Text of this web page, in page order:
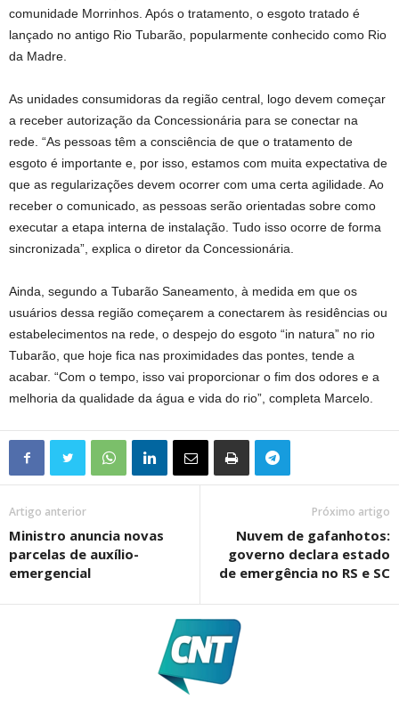
comunidade Morrinhos. Após o tratamento, o esgoto tratado é
lançado no antigo Rio Tubarão, popularmente conhecido como Rio
da Madre.
As unidades consumidoras da região central, logo devem começar
a receber autorização da Concessionária para se conectar na
rede. “As pessoas têm a consciência de que o tratamento de
esgoto é importante e, por isso, estamos com muita expectativa de
que as regularizações devem ocorrer com uma certa agilidade. Ao
receber o comunicado, as pessoas serão orientadas sobre como
executar a etapa interna de instalação. Tudo isso ocorre de forma
sincronizada”, explica o diretor da Concessionária.
Ainda, segundo a Tubarão Saneamento, à medida em que os
usuários dessa região começarem a conectarem às residências ou
estabelecimentos na rede, o despejo do esgoto “in natura” no rio
Tubarão, que hoje fica nas proximidades das pontes, tende a
acabar. “Com o tempo, isso vai proporcionar o fim dos odores e a
melhoria da qualidade da água e vida do rio”, completa Marcelo.
Artigo anterior
Ministro anuncia novas
parcelas de auxílio-
emergencial
Próximo artigo
Nuvem de gafanhotos:
governo declara estado
de emergência no RS e SC